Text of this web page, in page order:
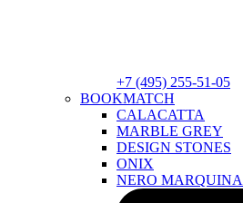
+7 (495) 255-51-05
BOOKMATCH
CALACATTA
MARBLE GREY
DESIGN STONES
ONIX
NERO MARQUINA